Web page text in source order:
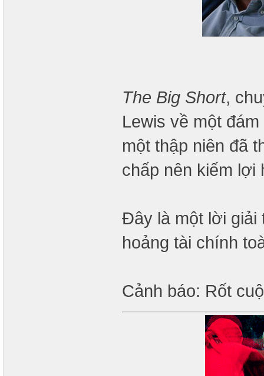
The Big Short,
Lewis về một
một thập niên đã
chấp nên kiếm lợi
Đây là một lời giải
hoảng tài chính
Cảnh báo: Rốt